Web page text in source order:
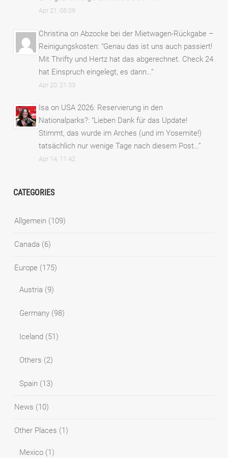
Apr 21, 08:09
Christina onAbzocke bei der Mietwagen-Rückgabe –
Reinigungskosten: “Genau das ist uns auch passiert!
Mit Thrifty und Hertz hat das abgerechnet. Check 24
hat Einspruch eingelegt, es dann…”
Apr 20, 21:33
Isa on USA 2026: Reservierung in den
Nationalparks?: “Lieben Dank für das Update!
Stimmt, das wurde im Arches (und im Yosemite!)
tatsächlich nur wenige Tage nach diesem Post…”
Apr 14, 11:42
CATEGORIES
Allgemein (109)
Canada (6)
Europe (175)
Austria (9)
Germany (98)
Iceland (51)
Others (2)
Spain (13)
News (10)
Other Places (1)
Mexico (1)